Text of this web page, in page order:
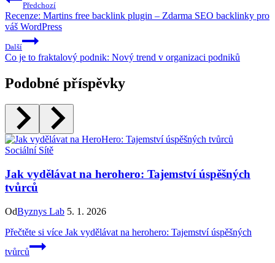
Předchozí
Recenze: Martins free backlink plugin – Zdarma SEO backlinky pro
váš WordPress
Další
Co je to fraktalový podnik: Nový trend v organizaci podniků
Podobné příspěvky
Sociální Sítě
Jak vydělávat na herohero: Tajemství úspěšných
tvůrců
OdByznys Lab 5. 1. 2026
Přečtěte si více Jak vydělávat na herohero: Tajemství úspěšných
tvůrců